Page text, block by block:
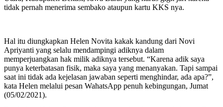
tidak pernah menerima sembako ataupun kartu KKS nya.
Hal itu diungkapkan Helen Novita kakak kandung dari Novi
Apriyanti yang selalu mendampingi adiknya dalam
memperjuangkan hak milik adiknya tersebut. “Karena adik saya
punya keterbatasan fisik, maka saya yang menanyakan. Tapi sampai
saat ini tidak ada kejelasan jawaban seperti menghindar, ada apa?”,
kata Helen melalui pesan WahatsApp penuh kebingungan, Jumat
(05/02/2021).